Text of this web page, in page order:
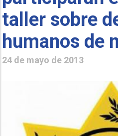
taller sobre
humanos de
24 de mayo de 2013